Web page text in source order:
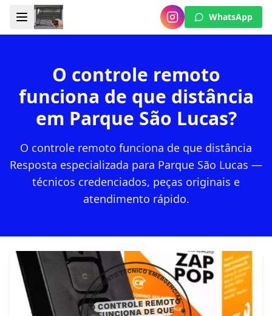
WhatsApp
O controle remoto
funciona de que distância
em Parque São Lucas?
O controle remoto funciona de que distância
Resposta especializada para Parque São Lucas —
técnicos credenciados, peças originais e
atendimento rápido.